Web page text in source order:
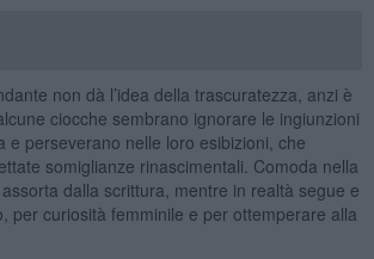
non dà l’idea della trascuratezza, anzi è
ciocche sembrano ignorare le ingiunzioni
e perseverano nelle loro esibizioni, che
somiglianze rinascimentali. Comoda nella
dalla scrittura, mentre in realtà segue e
per curiosità femminile e per ottemperare alla